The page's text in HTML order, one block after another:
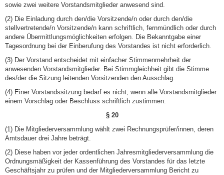
sowie zwei weitere Vorstandsmitglieder anwesend sind.
(2) Die Einladung durch den/die Vorsitzende/n oder durch den/die
stellvertretende/n Vorsitzende/n kann schriftlich, fernmündlich oder durch
andere Übermittlungsmöglichkeiten erfolgen. Die Bekanntgabe einer
Tagesordnung bei der Einberufung des Vorstandes ist nicht erforderlich.
(3) Der Vorstand entscheidet mit einfacher Stimmenmehrheit der
anwesenden Vorstandsmitglieder. Bei Stimmgleichheit gibt die Stimme
des/der die Sitzung leitenden Vorsitzenden den Ausschlag.
(4) Einer Vorstandssitzung bedarf es nicht, wenn alle Vorstandsmitglieder
einem Vorschlag oder Beschluss schriftlich zustimmen.
§ 20
(1) Die Mitgliederversammlung wählt zwei Rechnungsprüfer/innen, deren
Amtsdauer drei Jahre beträgt.
(2) Diese haben vor jeder ordentlichen Jahresmitgliederversammlung die
Ordnungsmäßigkeit der Kassenführung des Vorstandes für das letzte
Geschäftsjahr zu prüfen und der Mitgliederversammlung Bericht zu